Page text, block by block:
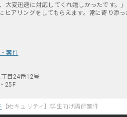
大変迅速に対応してくれ嬉しかったです。
ヒアリングをしてもらえます。常に寄り
案件
目24番12号
25F
【セキュリティ】学生向け講師案件